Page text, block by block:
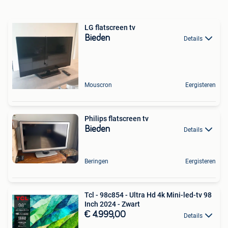
LG flatscreen tv
Bieden Details
Mouscron Eergisteren
Philips flatscreen tv
Bieden Details
Beringen Eergisteren
Tcl - 98c854 - Ultra Hd 4k Mini-led-tv 98
Inch 2024 - Zwart
€ 4.999,00 Details